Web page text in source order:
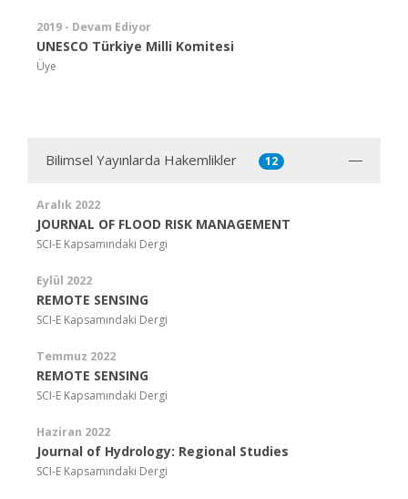
2019 - Devam Ediyor
UNESCO Türkiye Milli Komitesi
Üye
Bilimsel Yayınlarda Hakemlikler 12
Aralık 2022
JOURNAL OF FLOOD RISK MANAGEMENT
SCI-E Kapsamındaki Dergi
Eylül 2022
REMOTE SENSING
SCI-E Kapsamındaki Dergi
Temmuz 2022
REMOTE SENSING
SCI-E Kapsamındaki Dergi
Haziran 2022
Journal of Hydrology: Regional Studies
SCI-E Kapsamındaki Dergi